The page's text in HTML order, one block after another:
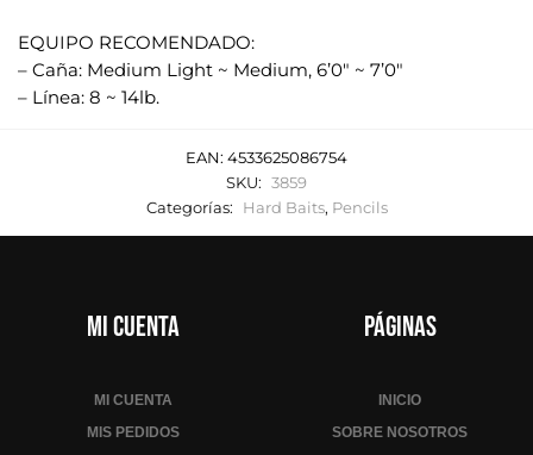
EQUIPO RECOMENDADO:
– Caña: Medium Light ~ Medium, 6’0" ~ 7’0"
– Línea: 8 ~ 14lb.
EAN: 4533625086754
SKU: 3859
Categorías:
Hard Baits, Pencils
Mi cuenta
MI CUENTA
MIS PEDIDOS
Páginas
INICIO
SOBRE NOSOTROS